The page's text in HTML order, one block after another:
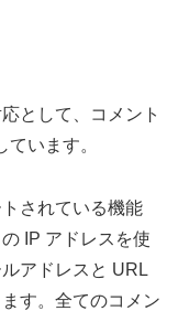
として、コメント
います。
されている機能
IP アドレスを使
アドレスと URL
す。全てのコメン